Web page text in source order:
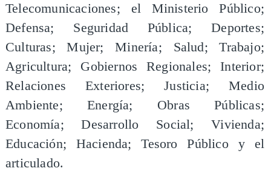
Telecomunicaciones; el Ministerio Público;
Defensa; Seguridad Pública; Deportes;
Culturas; Mujer; Minería; Salud; Trabajo;
Agricultura; Gobiernos Regionales; Interior;
Relaciones Exteriores; Justicia; Medio
Ambiente; Energía; Obras Públicas;
Economía; Desarrollo Social; Vivienda;
Educación; Hacienda; Tesoro Público y el
articulado.